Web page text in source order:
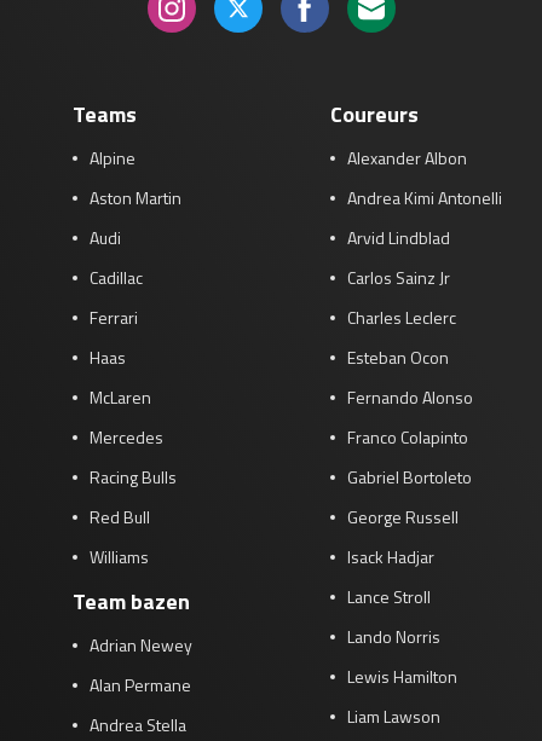
Teams
Alpine
Aston Martin
Audi
Cadillac
Ferrari
Haas
McLaren
Mercedes
Racing Bulls
Red Bull
Williams
Team bazen
Adrian Newey
Alan Permane
Andrea Stella
Coureurs
Alexander Albon
Andrea Kimi Antonelli
Arvid Lindblad
Carlos Sainz Jr
Charles Leclerc
Esteban Ocon
Fernando Alonso
Franco Colapinto
Gabriel Bortoleto
George Russell
Isack Hadjar
Lance Stroll
Lando Norris
Lewis Hamilton
Liam Lawson